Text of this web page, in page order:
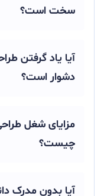
سخت است؟
آیا یاد گرفتن
دشوار است؟
مزایای شغل
چیست؟
آیا بدون مدرک